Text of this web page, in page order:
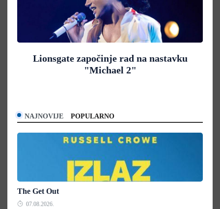
Lionsgate započinje rad na nastavku
"Michael 2"
NAJNOVIJE POPULARNO
The Get Out
07.08.2026.